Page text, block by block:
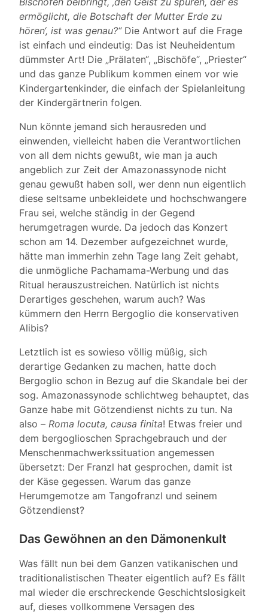
ermöglicht, die Botschaft der Mutter Erde zu
hören‘, ist was genau?“Die Antwort auf die Frage
ist einfach und eindeutig: Das ist Neuheidentum
dümmster Art! Die „Prälaten“, „Bischöfe“, „Priester“
und das ganze Publikum kommen einem vor wie
Kindergartenkinder, die einfach der Spielanleitung
der Kindergärtnerin folgen.
Nun könnte jemand sich herausreden und
einwenden, vielleicht haben die Verantwortlichen
von all dem nichts gewußt, wie man ja auch
angeblich zur Zeit der Amazonassynode nicht
genau gewußt haben soll, wer denn nun eigentlich
diese seltsame unbekleidete und hochschwangere
Frau sei, welche ständig in der Gegend
herumgetragen wurde. Da jedoch das Konzert
schon am 14. Dezember aufgezeichnet wurde,
hätte man immerhin zehn Tage lang Zeit gehabt,
die unmögliche Pachamama-Werbung und das
Ritual herauszustreichen. Natürlich ist nichts
Derartiges geschehen, warum auch? Was
kümmern den Herrn Bergoglio die konservativen
Alibis?
Letztlich ist es sowieso völlig müßig, sich
derartige Gedanken zu machen, hatte doch
Bergoglio schon in Bezug auf die Skandale bei der
sog. Amazonassynode schlichtweg behauptet, das
Ganze habe mit Götzendienst nichts zu tun. Na
also – Roma locuta, causa finita! Etwas freier und
dem bergoglioschen Sprachgebrauch und der
Menschenmachwerkssituation angemessen
übersetzt: Der Franzl hat gesprochen, damit ist
der Käse gegessen. Warum das ganze
Herumgemotze am Tangofranzl und seinem
Götzendienst?
Das Gewöhnen an den Dämonenkult
Was fällt nun bei dem Ganzen vatikanischen und
traditionalistischen Theater eigentlich auf? Es fällt
mal wieder die erschreckende Geschichtslosigkeit
auf, dieses vollkommene Versagen des